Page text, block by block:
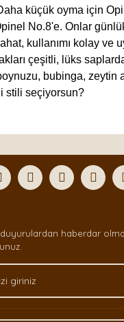
küçük oyma için
No.8'e. Onlar
kullanımı kolay ve
çeşitli, lüks
bubinga, zeytin
stili seçiyorsun?
Yorum Yaz
tarafımıza iletebilirsiniz.
için teşekkür ederiz.
eksik bilgiler bulunuyor.
hatalar bulunuyor.
farklı alternatifler olmalı.
haberdar